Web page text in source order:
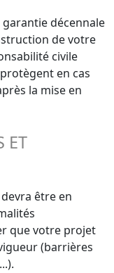
décennale
de votre
civile
en cas
la mise en
ET
être en
que votre projet
(barrières